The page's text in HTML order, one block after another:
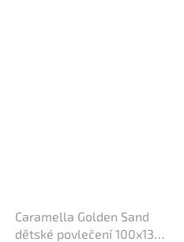
Caramella Golden Sand
dětské povlečení 100x135